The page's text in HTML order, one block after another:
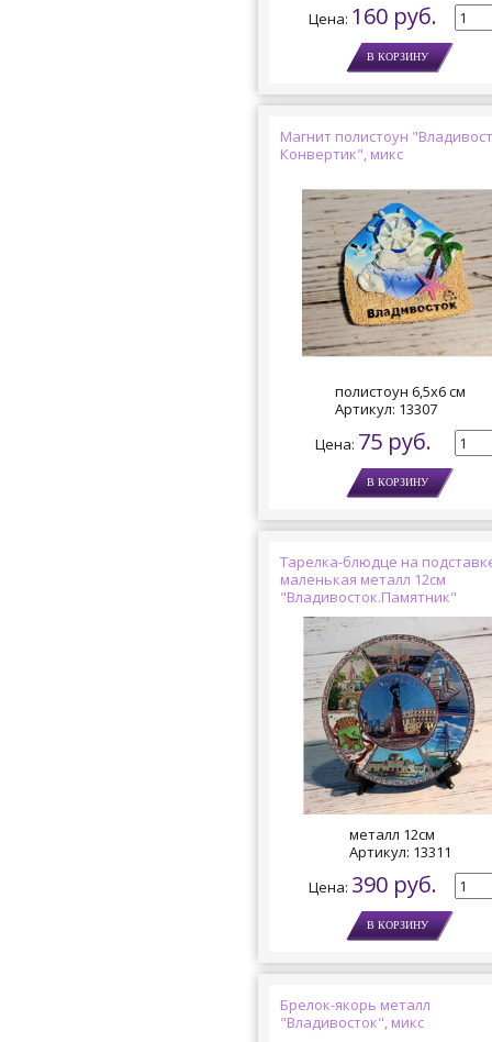
Цена: 160 руб.
Магнит полистоун
Конвертик", микс
полистоун 6,5х6 см
Артикул: 13307
Цена: 75 руб.
Тарелка-блюдце на
маленькая металл 12см
"Владивосток.Памятник"
металл 12см
Артикул: 13311
Цена: 390 руб.
Брелок-якорь металл
"Владивосток", микс